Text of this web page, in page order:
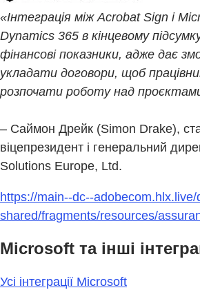
«Інтеграція між Acrobat Sign і
Dynamics 365 в кінцевому
фінансові показники, адже дає
укладати договори, щоб
розпочати роботу над проєктами
– Саймон Дрейк (Simon Drake),
віцепрезидент і генеральний
Solutions Europe, Ltd.
https://main--dc--adobecom.hlx.live/
shared/fragments/resources/
Microsoft та інші
Усі інтеграції Microsoft